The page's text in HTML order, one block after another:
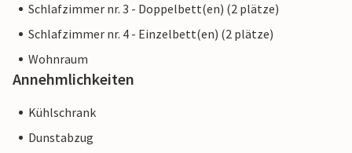
Schlafzimmer nr. 3 - Doppelbett(en) (2 plätze)
Schlafzimmer nr. 4 - Einzelbett(en) (2 plätze)
Wohnraum
Annehmlichkeiten
Kühlschrank
Dunstabzug